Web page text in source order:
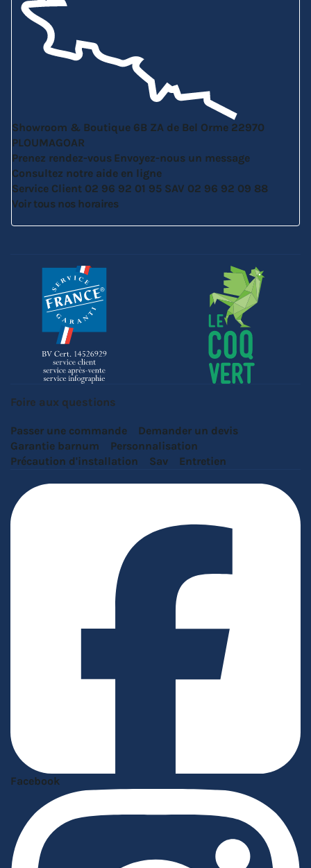
Showroom & Boutique 6B ZA de Bel Orme 22970
PLOUMAGOAR
Prenez rendez-vous Envoyez-nous un message
Consultez notre aide en ligne
Service Client 02 96 92 01 95 SAV 02 96 92 09 88
Voir tous nos horaires
Foire aux questions
Passer une commande
Demander un devis
Garantie barnum
Personnalisation
Précaution d'installation
Sav Entretien
Facebook